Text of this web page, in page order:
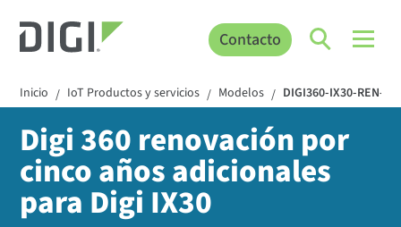
Contacto
Inicio / IoT Productos y servicios / Modelos / DIGI360-IX30-REN-
Digi 360 renovación por
cinco años adicionales
para Digi IX30